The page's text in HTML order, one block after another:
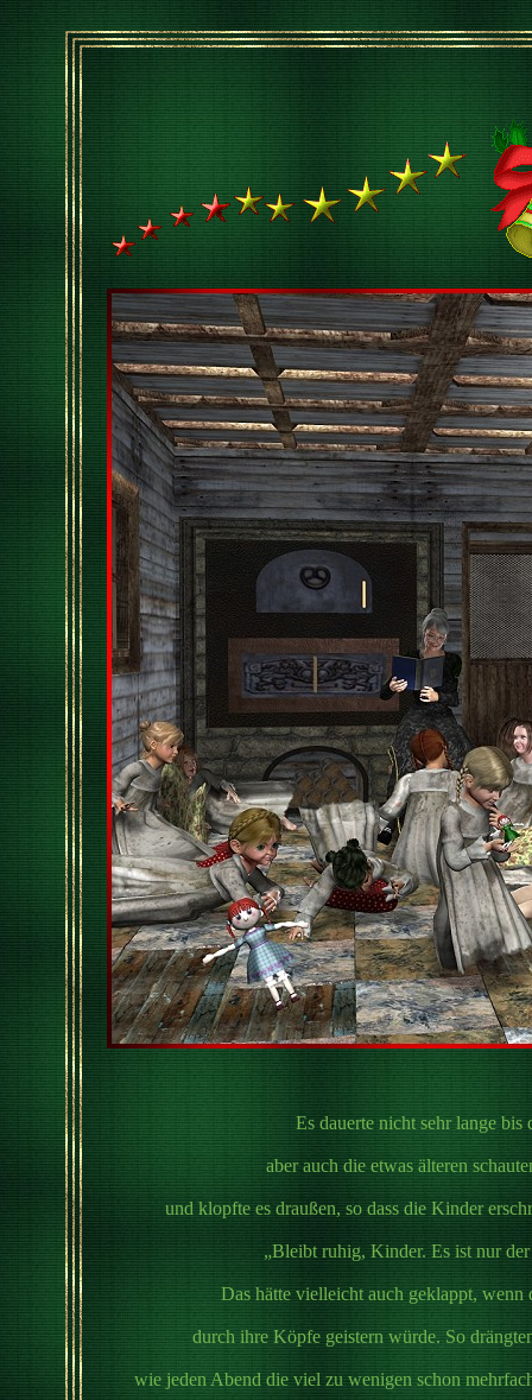
Es dauerte nicht sehr lange
aber auch die etwas älteren
und klopfte es draußen, so dass die Kinder
„Bleibt ruhig, Kinder. Es ist nur der
Das hätte vielleicht auch geklappt,
durch ihre Köpfe geistern würde. So
wie jeden Abend die viel zu wenigen schon